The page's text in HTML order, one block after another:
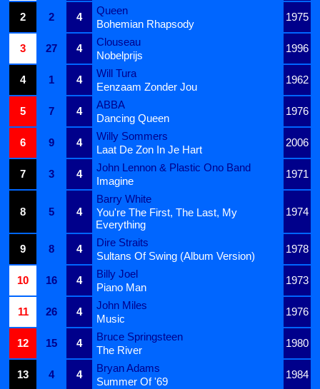
2
2 4
Queen
1975
Bohemian Rhapsody
3
27 4
Clouseau
1996
Nobelprijs
4
1 4
Will Tura
1962
Eenzaam Zonder Jou
5
7 4
ABBA
1976
Dancing Queen
6
9 4
Willy Sommers
2006
Laat De Zon In Je Hart
7
3 4
John Lennon & Plastic Ono Band
1971
Imagine
8 5 4
Barry White
1974
You're The First, The Last, My
Everything
9
8 4
Dire Straits
1978
Sultans Of Swing (Album Version)
10
16 4
Billy Joel
1973
Piano Man
11
26 4
John Miles
1976
Music
12
15 4
Bruce Springsteen
1980
The River
13
4 4
Bryan Adams
1984
Summer Of '69